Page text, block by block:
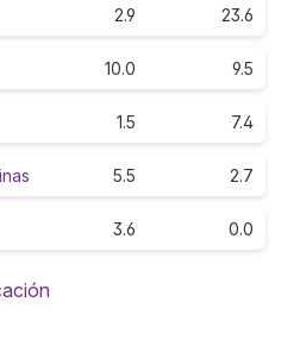
2.9 23.6
10.0 9.5
1.5 7.4
5.5 2.7
3.6 0.0